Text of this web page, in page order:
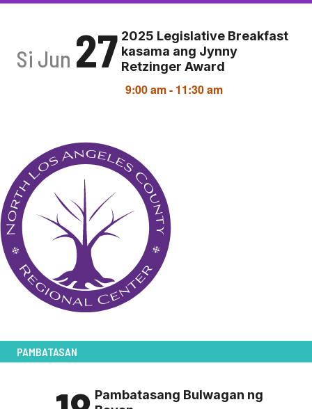
Si Jun 27 2025 Legislative Breakfast
kasama ang Jynny
Retzinger Award
9:00 am- 11:30 am
PAMBATASAN
Pambatasang Bulwagan ng